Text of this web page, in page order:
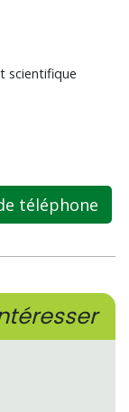
scientifique
téléphone